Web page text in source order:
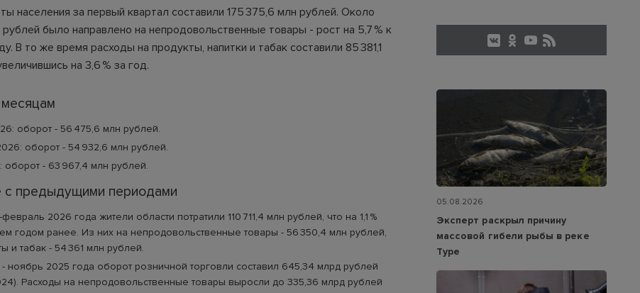
населения за первый квартал составили 175 375,6 млн рублей. Около
было направлено на непродовольственные товары - рост на 5,7 % к
В то же время расходы на продукты, напитки и табак составили 85 381,1
на 3,6 % за год.
оборот - 56 475,6 млн рублей.
оборот - 54 932,6 млн рублей.
оборот - 63 967,4 млн рублей.
с предыдущими периодами
2026 года жители области потратили 110 711,4 млн рублей, что на 1,1 %
годом ранее. Из них на непродовольственные товары - 56 350,4 млн рублей,
и табак - 54 361 млн рублей.
ноябрь 2025 года оборот розничной торговли составил 645,34 млрд рублей
Расходы на непродовольственные товары выросли до 335,36 млрд рублей
05.08.2026
Эксперт раскрыл причину
массовой гибели рыбы в реке
Туре